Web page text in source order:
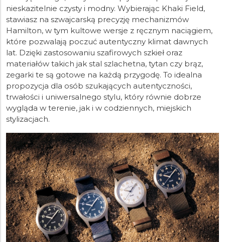
nieskazitelnie czysty i modny. Wybierając Khaki Field,
stawiasz na szwajcarską precyzję mechanizmów
Hamilton, w tym kultowe wersje z ręcznym naciągiem,
które pozwalają poczuć autentyczny klimat dawnych
lat. Dzięki zastosowaniu szafirowych szkieł oraz
materiałów takich jak stal szlachetna, tytan czy brąz,
zegarki te są gotowe na każdą przygodę. To idealna
propozycja dla osób szukających autentyczności,
trwałości i uniwersalnego stylu, który równie dobrze
wygląda w terenie, jak i w codziennych, miejskich
stylizacjach.